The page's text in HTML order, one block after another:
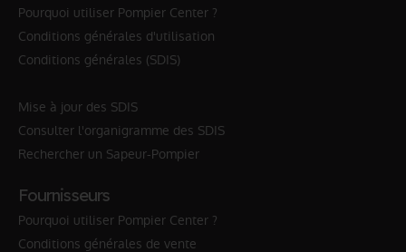
Pourquoi utiliser Pompier Center ?
Conditions générales d'utilisation
Conditions générales (SDIS)
Mise à jour des SDIS
Consulter l'organigramme des SDIS
Rechercher un Sapeur-Pompier
Fournisseurs
Pourquoi utiliser Pompier Center ?
Conditions générales de vente